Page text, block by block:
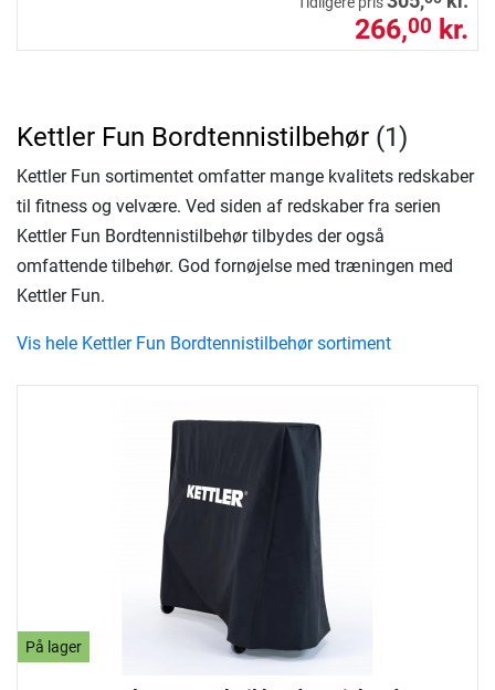
266,00 kr.
På lager
Kettler Fun Bordtennistilbehør (1)
Kettler Fun sortimentet omfatter mange kvalitets redskaber
til fitness og velvære. Ved siden af redskaber fra serien
Kettler Fun Bordtennistilbehør tilbydes der også
omfattende tilbehør. God fornøjelse med træningen med
Kettler Fun.
Vis hele Kettler Fun Bordtennistilbehør sortiment